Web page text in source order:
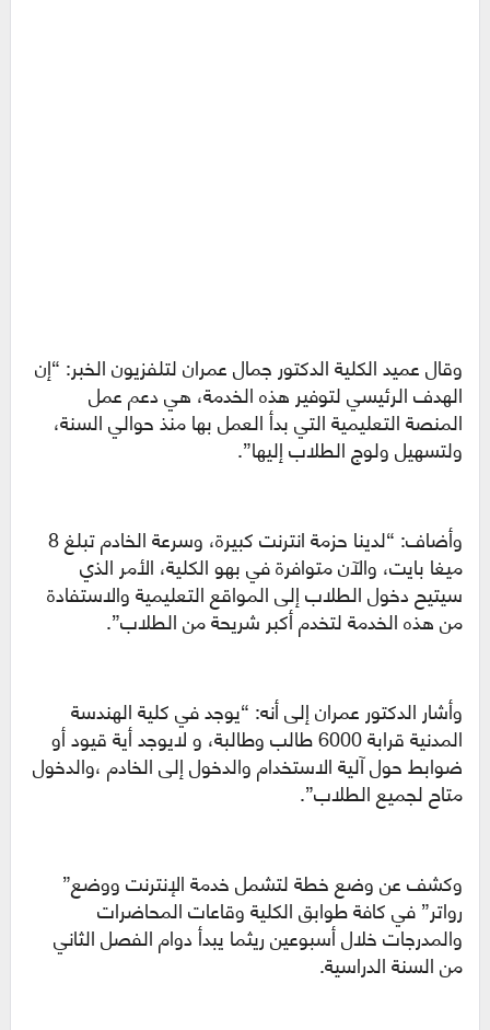
وقال عميد الكلية الدكتور جمال عمران لتلفزيون الخبر: “إن
الهدف الرئيسي لتوفير هذه الخدمة، هي دعم عمل
المنصة التعليمية التي بدأ العمل بها منذ حوالي السنة،
ولتسهيل ولوج الطلاب إليها”.
وأضاف: “لدينا حزمة انترنت كبيرة، وسرعة الخادم تبلغ 8
ميغا بايت، والآن متوافرة في بهو الكلية، الأمر الذي
سيتيح دخول الطلاب إلى المواقع التعليمية والاستفادة
من هذه الخدمة لتخدم أكبر شريحة من الطلاب”.
وأشار الدكتور عمران إلى أنه: “يوجد في كلية الهندسة
المدنية قرابة 6000 طالب وطالبة، و لايوجد أية قيود أو
ضوابط حول آلية الاستخدام والدخول إلى الخادم ،والدخول
متاح لجميع الطلاب”.
وكشف عن وضع خطة لتشمل خدمة الإنترنت ووضع”
رواتر” في كافة طوابق الكلية وقاعات المحاضرات
والمدرجات خلال أسبوعين ريثما يبدأ دوام الفصل الثاني
من السنة الدراسية.